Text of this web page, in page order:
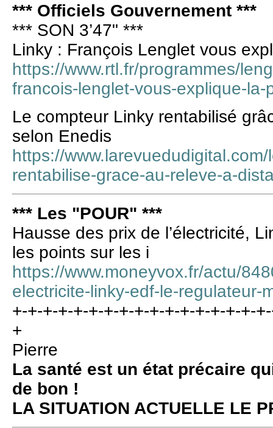
*** Officiels Gouvernement ***
*** SON 3’47" ***
Linky : François Lenglet vous
https://www.rtl.fr/programmes/
francois-lenglet-vous-explique-la-
Le compteur Linky rentabilisé
selon Enedis
https://
rentabilise-grace-au-releve-a-
*** Les "POUR" ***
Hausse des prix de l’électricité,
les points sur les i
https://www.moneyvox.fr/actu/
electricite-linky-edf-le-regulateur-
+-+-+-+-+-+-+-+-+-+-+-+-+-+-+-+-
+
Pierre
La santé est un état précaire
de bon !
LA SITUATION ACTUELLE LE